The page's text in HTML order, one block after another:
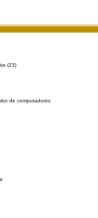
(23)
de computadores